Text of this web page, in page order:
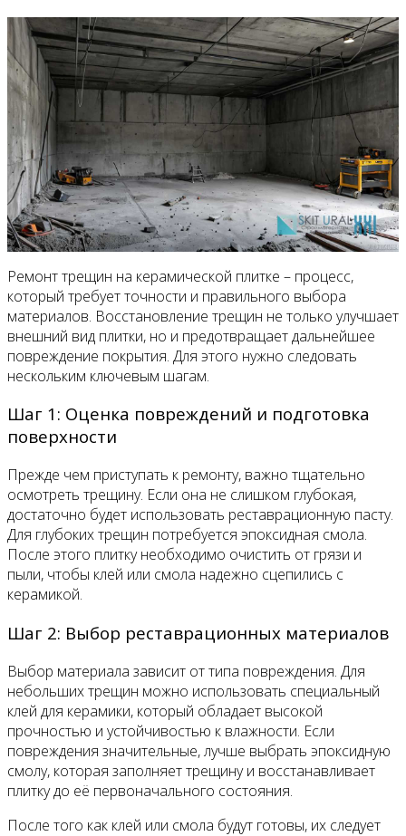
Ремонт трещин на керамической плитке – процесс,
который требует точности и правильного выбора
материалов. Восстановление трещин не только улучшает
внешний вид плитки, но и предотвращает дальнейшее
повреждение покрытия. Для этого нужно следовать
нескольким ключевым шагам.
Шаг 1: Оценка повреждений и подготовка
поверхности
Прежде чем приступать к ремонту, важно тщательно
осмотреть трещину. Если она не слишком глубокая,
достаточно будет использовать реставрационную пасту.
Для глубоких трещин потребуется эпоксидная смола.
После этого плитку необходимо очистить от грязи и
пыли, чтобы клей или смола надежно сцепились с
керамикой.
Шаг 2: Выбор реставрационных материалов
Выбор материала зависит от типа повреждения. Для
небольших трещин можно использовать специальный
клей для керамики, который обладает высокой
прочностью и устойчивостью к влажности. Если
повреждения значительные, лучше выбрать эпоксидную
смолу, которая заполняет трещину и восстанавливает
плитку до её первоначального состояния.
После того как клей или смола будут готовы, их следует